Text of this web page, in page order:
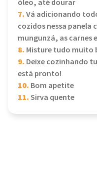
óleo, até dourar
7.Vá adicionando
cozidos nessa panela
mungunzá, as carnes
8. Misture tudo muito
9. Deixe cozinhando
está pronto!
10. Bom apetite
11.Sirva quente